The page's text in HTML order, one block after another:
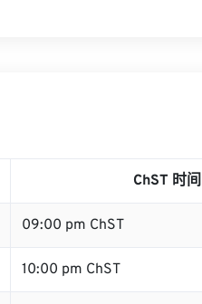
ChST 时间
09:00 pm ChST
10:00 pm ChST